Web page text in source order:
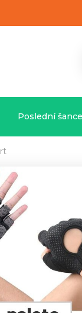
Poslední šance